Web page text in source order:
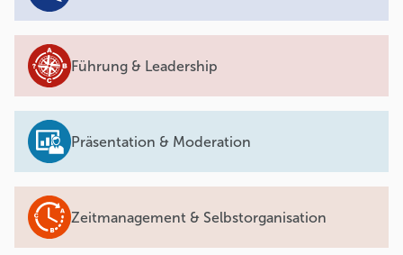
Führung & Leadership
Präsentation & Moderation
Zeitmanagement & Selbstorganisation